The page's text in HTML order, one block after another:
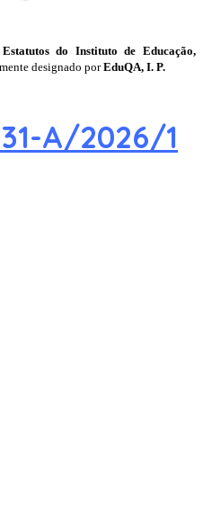
Estatutos do Instituto de Educação,
designado porEduQA, I. P.
A/2026/1